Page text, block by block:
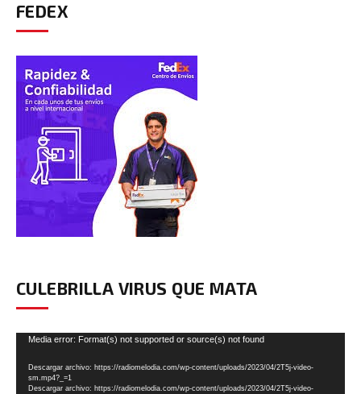
FEDEX
CULEBRILLA VIRUS QUE MATA
Reproductor
vídeo
Media error: Format(s) not supported or source(s) not found
Descargar archivo: https://radiomelodia.com/wp-content/uploads/2023/04/2T5j-video-
sm.mp4?_=1
Descargar archivo: https://radiomelodia.com/wp-content/uploads/2023/04/2T5j-video-